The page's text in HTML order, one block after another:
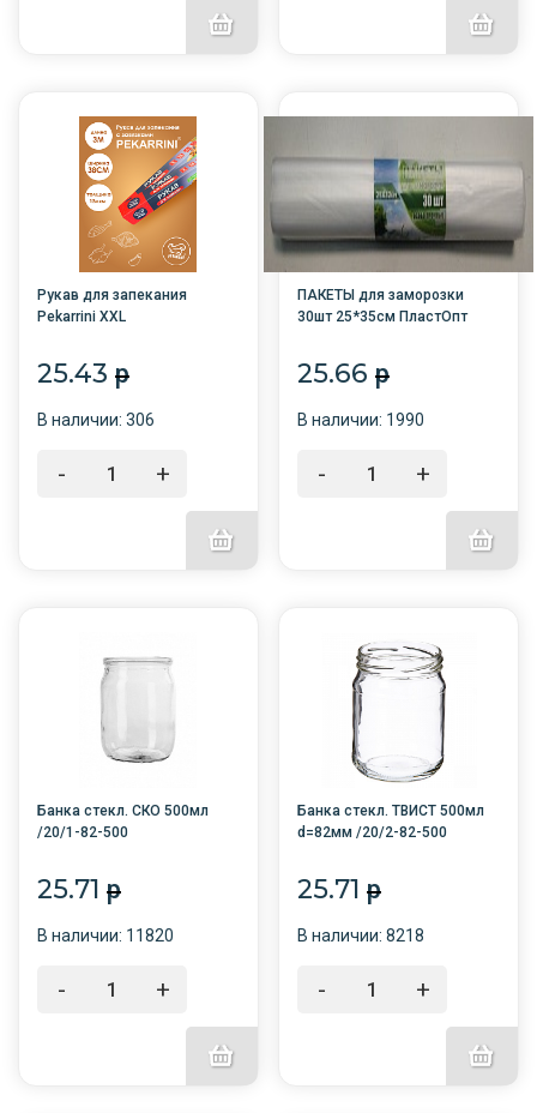
Рукав для запекания
Pekarrini ХХL
/48/
25.43 p
В наличии: 306
- +
ПАКЕТЫ для заморозки
30шт 25*35см ПластОпт
25.66p
В наличии: 1990
- +
Банка стекл. СКО 500мл
/20/1-82-500
25.71 p
В наличии: 11820
- +
Банка стекл. ТВИСТ 500мл
d=82мм /20/2-82-500
25.71p
В наличии: 8218
- +